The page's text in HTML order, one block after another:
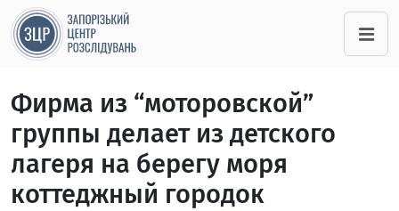
Фирма из “моторовской”
группы делает из детского
лагеря на берегу моря
коттеджный городок